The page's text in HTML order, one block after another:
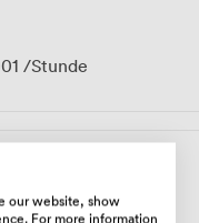
/Stunde
our website, show
For more information